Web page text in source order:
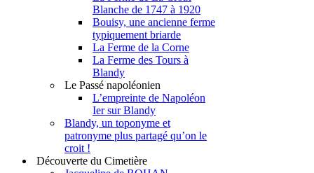
Blanche de 1747 à 1920
Bouisy, une ancienne ferme
typiquement briarde
La Ferme de la Corne
La Ferme des Tours à
Blandy
Le Passé napoléonien
L’empreinte de Napoléon
Ier sur Blandy
Blandy, un toponyme et
patronyme plus partagé qu’on le
croit !
Découverte du Cimetière